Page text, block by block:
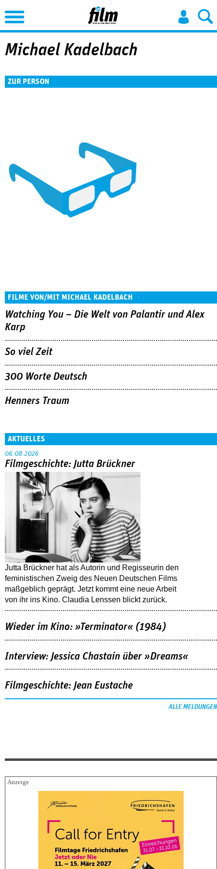
Jump to Navigation
Michael Kadelbach
ZUR PERSON
FILME VON/MIT MICHAEL KADELBACH
Watching You – Die Welt von Palantir und Alex
Karp
So viel Zeit
300 Worte Deutsch
Henners Traum
AKTUELLES
06.08.2026
Filmgeschichte: Jutta Brückner
Jutta Brückner hat als Autorin und Regisseurin den
feministischen Zweig des Neuen Deutschen Films
maßgeblich geprägt. Jetzt kommt eine neue Arbeit
von ihr ins Kino. Claudia Lenssen blickt zurück.
Wieder im Kino: »Terminator« (1984)
Interview: Jessica Chastain über »Dreams«
Filmgeschichte: Jean Eustache
ALLE MELDUNGEN